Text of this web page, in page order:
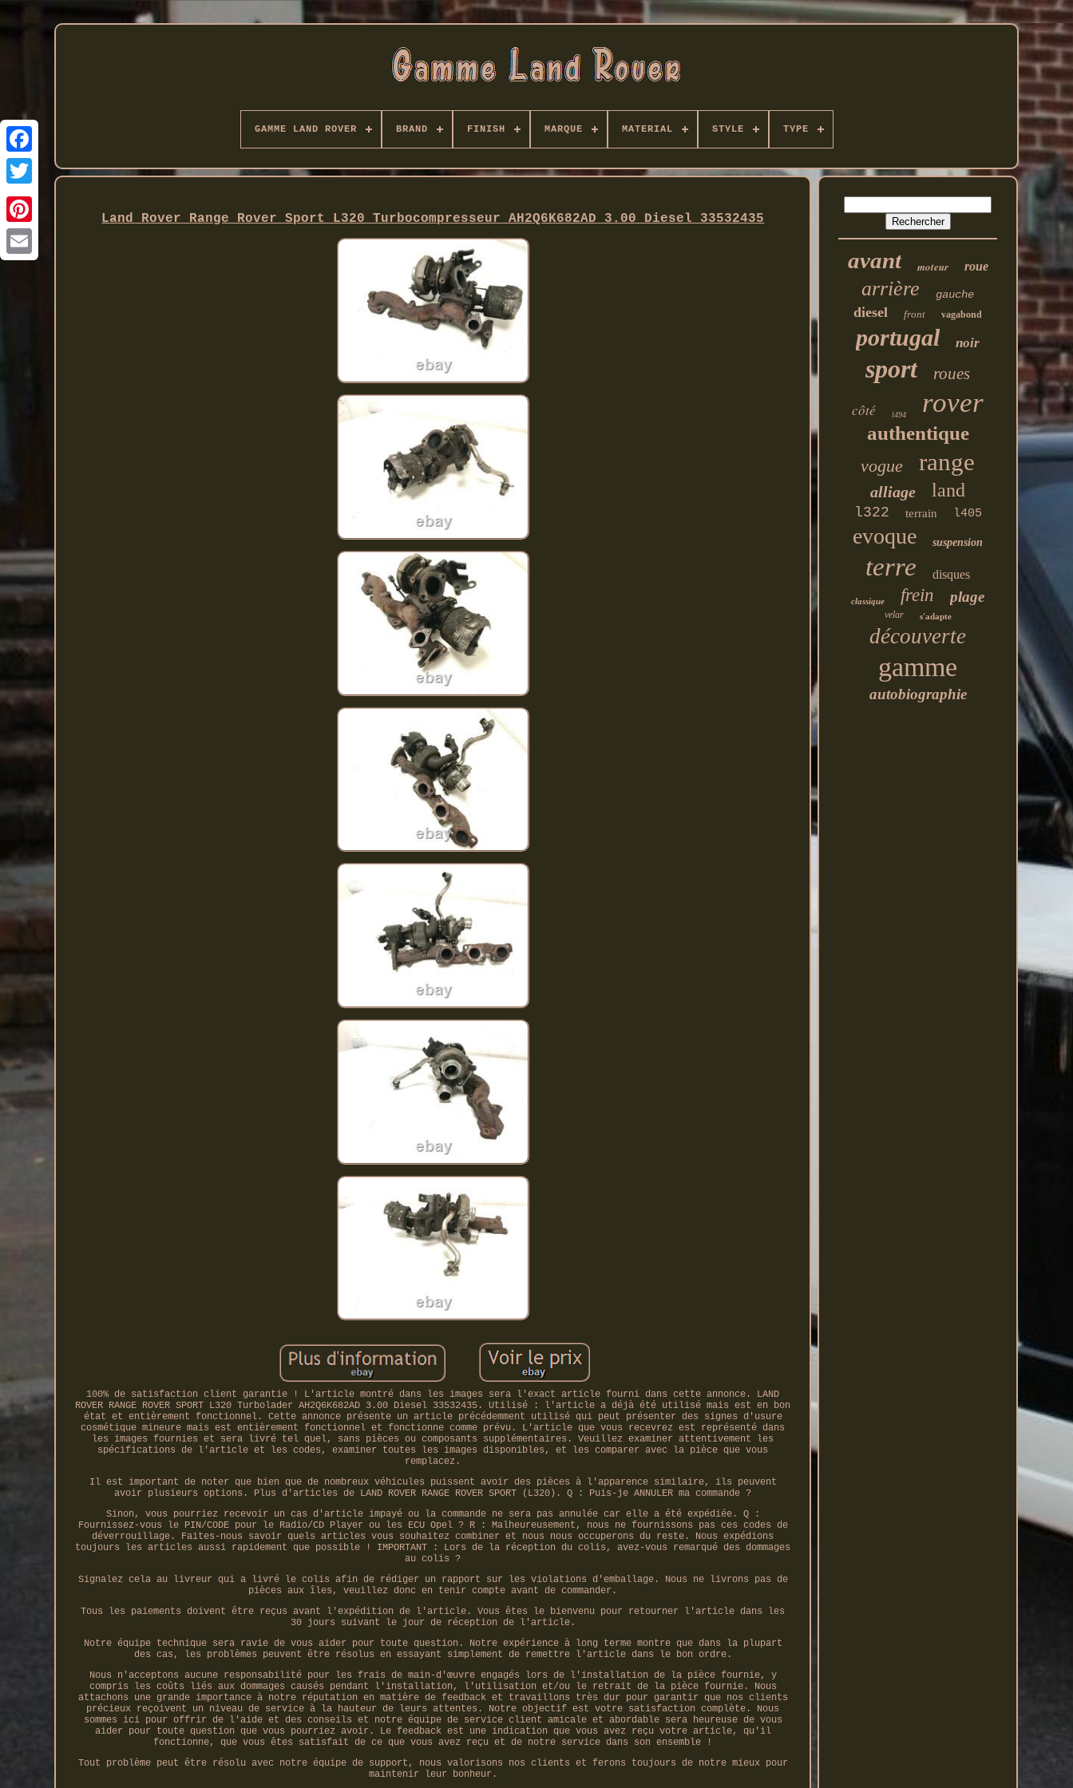
Twitter
GAMME LAND ROVER BRAND FINISH MARQUE MATERIAL STYLE TYPE
Land Rover Range Rover Sport L320 Turbocompresseur AH2Q6K682AD 3.00 Diesel 33532435
100% de satisfaction client garantie ! L'article montré dans les images sera l'exact article fourni dans cette annonce. LAND
ROVER RANGE ROVER SPORT L320 Turbolader AH2Q6K682AD 3.00 Diesel 33532435. Utilisé : l'article a déjà été utilisé mais est en bon
état et entièrement fonctionnel. Cette annonce présente un article précédemment utilisé qui peut présenter des signes d'usure
cosmétique mineure mais est entièrement fonctionnel et fonctionne comme prévu. L'article que vous recevrez est représenté dans
les images fournies et sera livré tel quel, sans pièces ou composants supplémentaires. Veuillez examiner attentivement les
spécifications de l'article et les codes, examiner toutes les images disponibles, et les comparer avec la pièce que vous
remplacez.
Il est important de noter que bien que de nombreux véhicules puissent avoir des pièces à l'apparence similaire, ils peuvent
avoir plusieurs options. Plus d'articles de LAND ROVER RANGE ROVER SPORT (L320). Q : Puis-je ANNULER ma commande ?
Sinon, vous pourriez recevoir un cas d'article impayé ou la commande ne sera pas annulée car elle a été expédiée. Q :
Fournissez-vous le PIN/CODE pour le Radio/CD Player ou les ECU Opel ? R : Malheureusement, nous ne fournissons pas ces codes de
déverrouillage. Faites-nous savoir quels articles vous souhaitez combiner et nous nous occuperons du reste. Nous expédions
toujours les articles aussi rapidement que possible ! IMPORTANT : Lors de la réception du colis, avez-vous remarqué des dommages
au colis ?
Signalez cela au livreur qui a livré le colis afin de rédiger un rapport sur les violations d'emballage. Nous ne livrons pas de
pièces aux îles, veuillez donc en tenir compte avant de commander.
Tous les paiements doivent être reçus avant l'expédition de l'article. Vous êtes le bienvenu pour retourner l'article dans les
30 jours suivant le jour de réception de l'article.
Notre équipe technique sera ravie de vous aider pour toute question. Notre expérience à long terme montre que dans la plupart
des cas, les problèmes peuvent être résolus en essayant simplement de remettre l'article dans le bon ordre.
Nous n'acceptons aucune responsabilité pour les frais de main-d'œuvre engagés lors de l'installation de la pièce fournie, y
compris les coûts liés aux dommages causés pendant l'installation, l'utilisation et/ou le retrait de la pièce fournie. Nous
attachons une grande importance à notre réputation en matière de feedback et travaillons très dur pour garantir que nos clients
précieux reçoivent un niveau de service à la hauteur de leurs attentes. Notre objectif est votre satisfaction complète. Nous
sommes ici pour offrir de l'aide et des conseils et notre équipe de service client amicale et abordable sera heureuse de vous
aider pour toute question que vous pourriez avoir. Le feedback est une indication que vous avez reçu votre article, qu'il
fonctionne, que vous êtes satisfait de ce que vous avez reçu et de notre service dans son ensemble !
Tout problème peut être résolu avec notre équipe de support, nous valorisons nos clients et ferons toujours de notre mieux pour
maintenir leur bonheur.
avant moteur roue
arrière gauche
diesel front vagabond
portugal noir
sport roues
côté l494 rover
authentique
vogue range
alliage land
l322 terrain l405
evoque suspension
terre disques
classique frein plage
velar s'adapte
découverte
gamme
autobiographie